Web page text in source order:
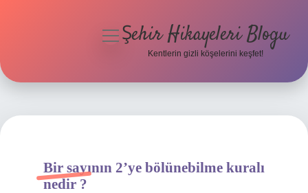
Hakkımızda
menüyüŞehir Hikayeleri Blogu
Kentlerin gizli köşelerini keşfet!
Bir sayının 2’ye bölünebilme kuralı
nedir ?